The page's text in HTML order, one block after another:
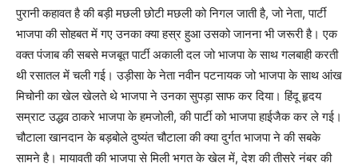
पुरानी कहावत है की बड़ी मछली छोटी मछली को निगल जाती है, जो नेता, पार्टी
भाजपा की सोहबत में गए उनका क्या हस्र हुआ उसको जानना भी जरूरी है। एक
वक्त पंजाब की सबसे मजबूत पार्टी अकाली दल जो भाजपा के साथ गलबाही करती
थी रसातल में चली गई। उड़ीसा के नेता नवीन पटनायक जो भाजपा के साथ आंख
मिचोनी का खेल खेलते थे भाजपा ने उनका सुपड़ा साफ कर दिया। हिंदू हृदय
सम्राट उद्धव ठाकरे भाजपा के हमजोली, की पार्टी को भाजपा हाईजैक कर ले गई।
चौटाला खानदान के बड़बोले दुष्यंत चौटाला की क्या दुर्गत भाजपा ने की सबके
सामने है। मायावती की भाजपा से मिली भगत के खेल में, देश की तीसरे नंबर की